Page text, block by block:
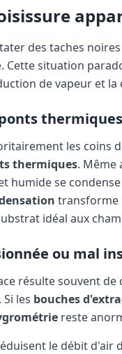
des taches
Cette situation
de vapeur et
les coins
thermiques. Même
humide se
transforme
idéal aux
ou mal
résulte souvent
les bouches
reste
le débit d'air